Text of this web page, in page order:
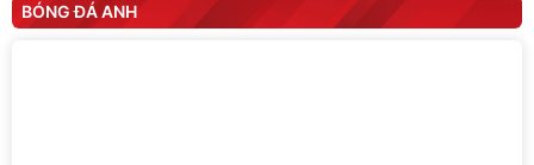
BÓNG ĐÁ ANH